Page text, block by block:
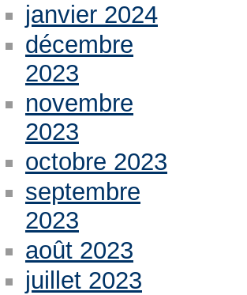
janvier 2024
décembre
2023
novembre
2023
octobre 2023
septembre
2023
août 2023
juillet 2023